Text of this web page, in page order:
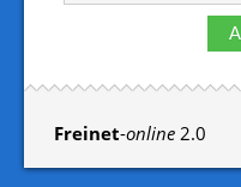
Freinet-online 2.0